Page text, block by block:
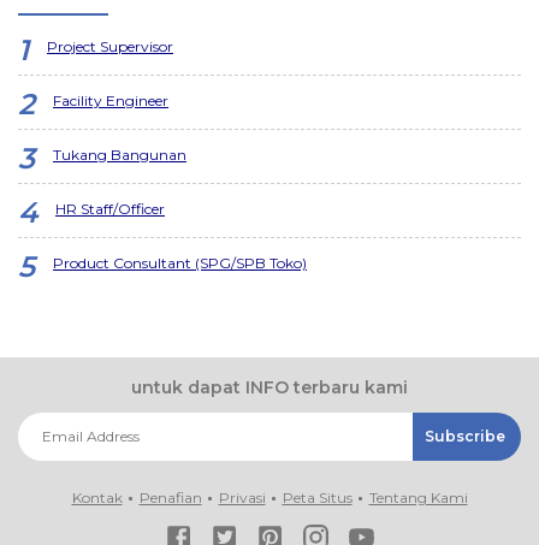
Project Supervisor
Facility Engineer
Tukang Bangunan
HR Staff/Officer
Product Consultant (SPG/SPB Toko)
untuk dapat INFO terbaru kami
Kontak Penafian Privasi Peta Situs Tentang Kami